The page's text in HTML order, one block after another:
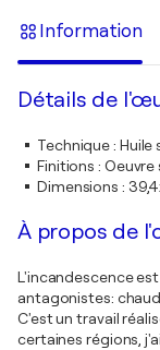
Information
Détails de
Technique: Huile
Finitions : Oeuvre
Dimensions :
À propos de
L'incandescence
antagonistes:
C'est un travail
certaines régions,